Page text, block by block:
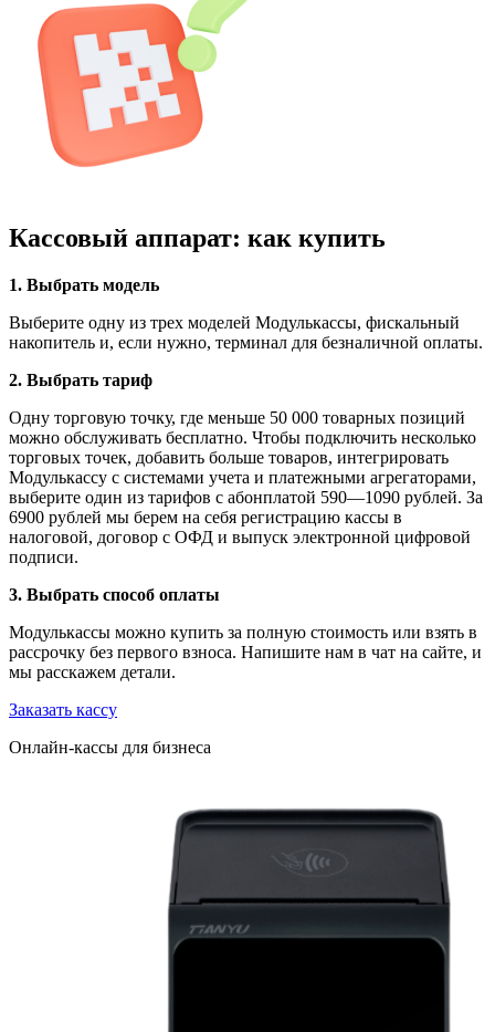
Кассовый аппарат: как купить
1. Выбрать модель
Выберите одну из трех моделей Модулькассы, фискальный
накопитель и, если нужно, терминал для безналичной оплаты.
2. Выбрать тариф
Одну торговую точку, где меньше 50 000 товарных позиций
можно обслуживать бесплатно. Чтобы подключить несколько
торговых точек, добавить больше товаров, интегрировать
Модулькассу с системами учета и платежными агрегаторами,
выберите один из тарифов с абонплатой 590—1090 рублей. За
6900 рублей мы берем на себя регистрацию кассы в
налоговой, договор с ОФД и выпуск электронной цифровой
подписи.
3. Выбрать способ оплаты
Модулькассы можно купить за полную стоимость или взять в
рассрочку без первого взноса. Напишите нам в чат на сайте, и
мы расскажем детали.
Заказать кассу
Онлайн-кассы для бизнеса